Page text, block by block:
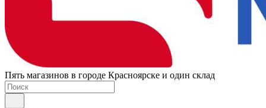
Пять магазинов в городе Красноярске и один склад